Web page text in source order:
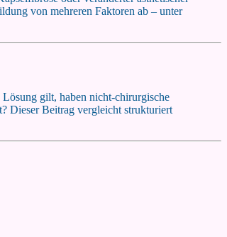
von mehreren Faktoren ab – unter
gilt, haben nicht-chirurgische
Dieser Beitrag vergleicht strukturiert